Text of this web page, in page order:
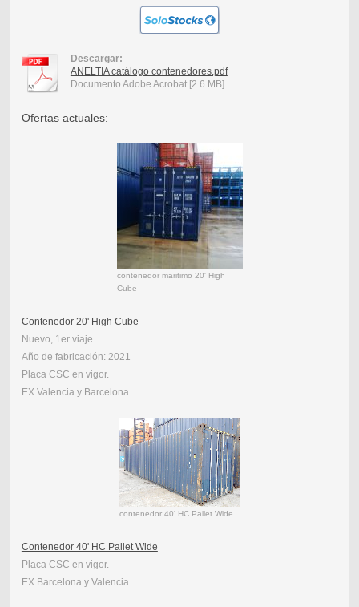
Descargar:
ANELTIA catálogo contenedores.pdf
Documento Adobe Acrobat [2.6 MB]
Ofertas actuales:
contenedor maritimo 20' High
Cube
Contenedor 20' High Cube
Nuevo, 1er viaje
Año de fabricación: 2021
Placa CSC en vigor.
EX Valencia y Barcelona
contenedor 40' HC Pallet Wide
Contenedor 40' HC Pallet Wide
Placa CSC en vigor.
EX Barcelona y Valencia